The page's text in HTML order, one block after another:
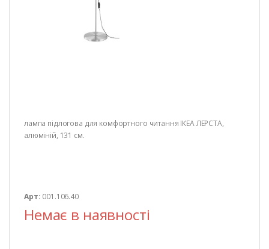
лампа підлогова для комфортного читання ІКЕА ЛЕРСТА,
алюміній, 131 см.
Арт: 001.106.40
Немає в наявності